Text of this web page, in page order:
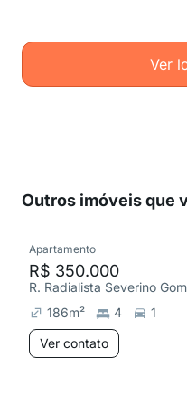
Ver
Outros imóveis que
Apartamento
R$ 350.000
186m² 4
1
Ver contato